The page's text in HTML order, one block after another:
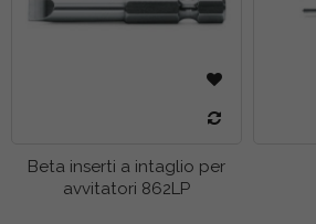
Beta inserti a intaglio per
avvitatori 862LP